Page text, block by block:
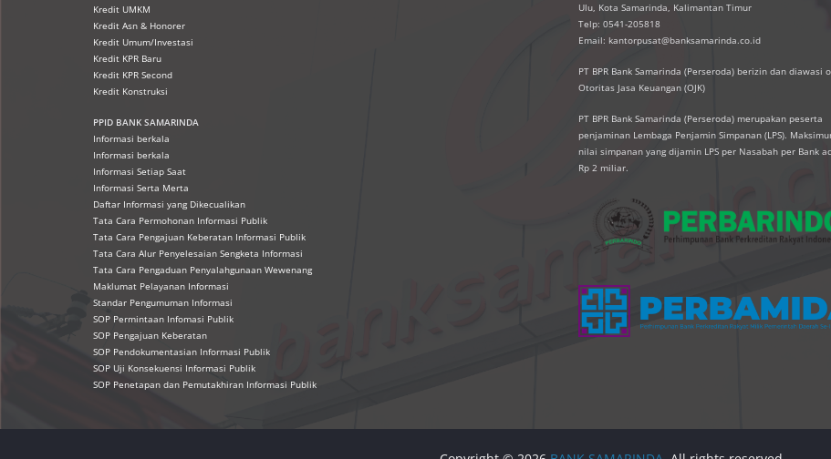
Kredit UMKM
Kredit Asn & Honorer
Kredit Umum/Investasi
Kredit KPR Baru
Kredit KPR Second
Kredit Konstruksi
PPID BANK SAMARINDA
Informasi berkala
Informasi berkala
Informasi Setiap Saat
Informasi Serta Merta
Daftar Informasi yang Dikecualikan
Tata Cara Permohonan Informasi Publik
Tata Cara Pengajuan Keberatan Informasi Publik
Tata Cara Alur Penyelesaian Sengketa Informasi
Tata Cara Pengaduan Penyalahgunaan Wewenang
Maklumat Pelayanan Informasi
Standar Pengumuman Informasi
SOP Permintaan Infomasi Publik
SOP Pengajuan Keberatan
SOP Pendokumentasian Informasi Publik
SOP Uji Konsekuensi Informasi Publik
SOP Penetapan dan Pemutakhiran Informasi Publik
Ulu, Kota Samarinda, Kalimantan Timur
Telp: 0541-205818
Email: kantorpusat@banksamarinda.co.id
PT BPR Bank Samarinda (Perseroda) berizin dan diawasi
Otoritas Jasa Keuangan (OJK)
PT BPR Bank Samarinda (Perseroda) merupakan peserta
penjaminan Lembaga Penjamin Simpanan (LPS).
nilai simpanan yang dijamin LPS per Nasabah per Bank
Rp 2 miliar.